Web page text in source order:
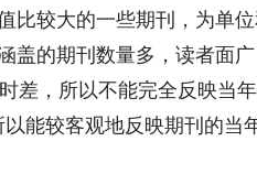
比较大的一些期刊，为单
盖的期刊数量多，读者面
差，所以不能完全反映当
能较客观地反映期刊的当